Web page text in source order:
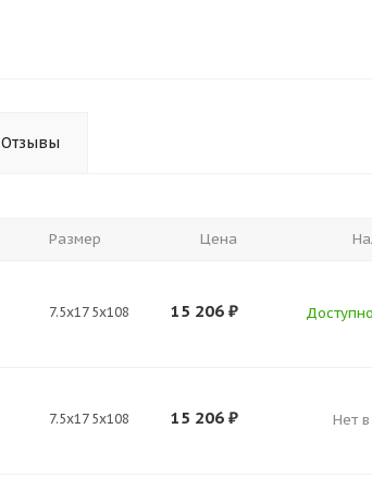
Отзывы
Размер Цена
7.5x17 5x108 15 206 ₽
7.5x17 5x108 15 206 ₽ Нет